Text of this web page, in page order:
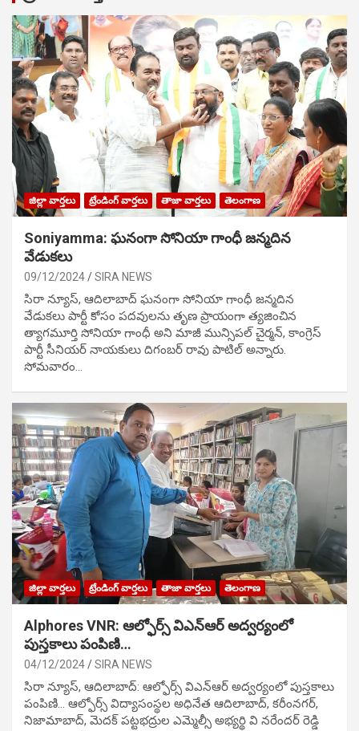
జిల్లా వార్తలు ట్రేండింగ్ వార్తలు తాజా వార్తలు తెలంగాణ
Soniyamma: ఘ‌నంగా సోనియా గాంధీ జ‌న్మ‌దిన
వేడుక‌లు
09/12/2024 SIRA NEWS
సిరా న్యూస్, ఆదిలాబాద్ ఘ‌నంగా సోనియా గాంధీ జ‌న్మ‌దిన
వేడుక‌లు పార్టీ కోసం ప‌ద‌వుల‌ను తృణ ప్రాయంగా త్య‌జించిన
త్యాగమూర్తి సోనియా గాంధీ అని మాజీ మున్సిప‌ల్ చైర్మ‌న్, కాంగ్రెస్
పార్టీ సీనియ‌ర్ నాయ‌కులు దిగంబ‌ర్ రావు పాటిల్ అన్నారు.
సోమవారం…
జిల్లా వార్తలు ట్రేండింగ్ వార్తలు తాజా వార్తలు తెలంగాణ
Alphores VNR: ఆల్ఫోర్స్ విఎన్ఆర్ అద్వర్యంలో
పుస్తకాలు పంపిణి…
04/12/2024 SIRA NEWS
సిరా న్యూస్, ఆదిలాబాద్: ఆల్ఫోర్స్ విఎన్ఆర్ అద్వర్యంలో పుస్తకాలు
పంపిణి… ఆల్ఫోర్స్ విద్యాసంస్థల అధినేత ఆదిలాబాద్, కరీంనగర్,
నిజామాబాద్, మెదక్ పట్టభద్రుల ఎమ్మెల్సీ అభ్యర్థి వి నరేందర్ రెడ్డి